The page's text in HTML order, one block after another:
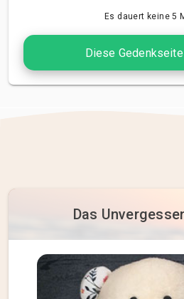
Es dauert keine 5
Diese
Das